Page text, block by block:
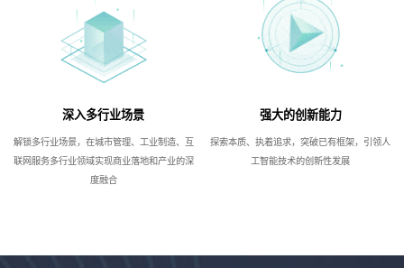
深入多行业场景
解锁多行业场景，在城市管理、工业制造、互
联网服务多行业领域实现商业落地和产业的深
度融合
强大的创新能力
探索本质、执着追求，突破已有框架，引领人
工智能技术的创新性发展